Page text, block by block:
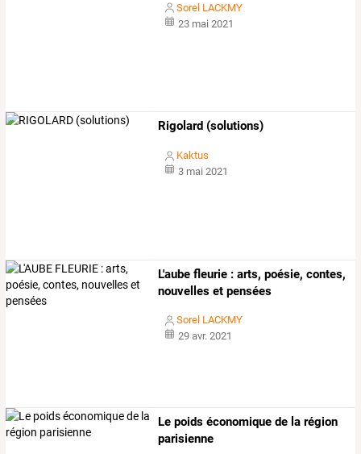
Sorel LACKMY
23 mai 2021
Rigolard (solutions)
Kaktus
3 mai 2021
L'aube fleurie : arts, poésie, contes,
nouvelles et pensées
Sorel LACKMY
29 avr. 2021
Le poids économique de la région
parisienne